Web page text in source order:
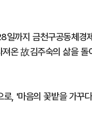
까지 금천구공동체경
온 故김주숙의 삶을
, '마음의 꽃밭을 가꾸